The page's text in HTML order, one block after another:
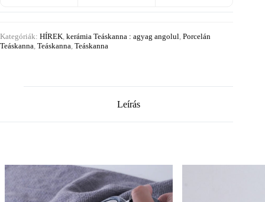
Kategóriák: HÍREK kerámia Teáskanna : agyag angolul Porcelán
Teáskanna Teáskanna Teáskanna
Leírás